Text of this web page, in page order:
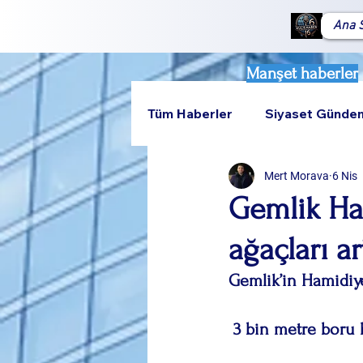
Ana
Manşet haberler
Tüm Haberler Siyaset
Teknoloji Rumeli
Gemlik
ağaçları
Mert Morava 6 Nis
Gemlik’in
3 bin metre boru